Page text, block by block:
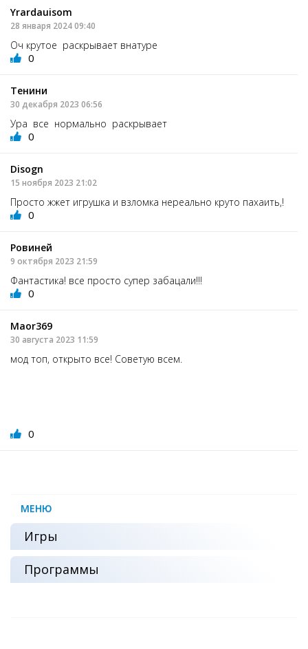
Yrardauisom
28 января 2024 09:40
Оч крутое раскрывает внатуре
0
Тенини
30 декабря 2023 06:56
Ура все нормально раскрывает
0
Disogn
15 ноября 2023 21:02
Просто жжет игрушка и взломка нереально круто пахаить,!
0
Ровиней
9 октября 2023 21:59
Фантастика! все просто супер забацали!!!
0
Maor369
30 августа 2023 11:59
мод топ, открыто все! Советую всем.
0
МЕНЮ
Игры
Программы